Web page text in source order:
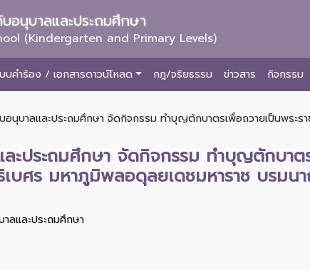
อนุบาลและประถมศึกษา
(Kindergarten and Primary Levels)
บคำร้อง / เอกสารดาวน์โหลด กฎ/จริยธรรม ข่าวสาร กิจกรรม
อนุบาลและประถมศึกษา จัดกิจกรรม ทำบุญตักบาตรเพื่อถวายเป็นพระร
ละประถมศึกษา จัดกิจกรรม ทำบุญตักบาต
เบศร มหาภูมิพลอดุลยเดชมหาราช บรมน
ลและประถมศึกษา